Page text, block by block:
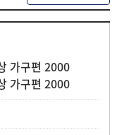
가구편 2000
가구편 2000